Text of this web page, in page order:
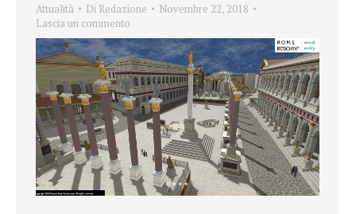
Attualità Di Redazione
Novembre 22, 2018
Lascia un commento